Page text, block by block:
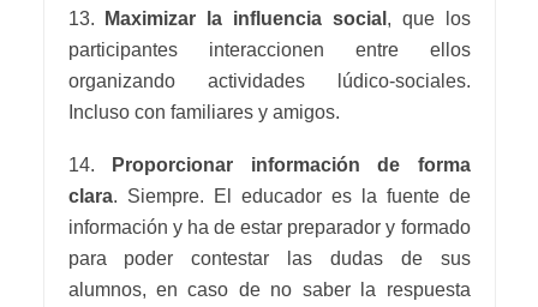
13. Maximizar la influencia social , que los
participantes interaccionen entre ellos
organizando actividades lúdico-sociales.
Incluso con familiares y amigos.
14. Proporcionar información de forma
clara. Siempre. El educador es la fuente de
información y ha de estar preparador y formado
para poder contestar las dudas de sus
alumnos, en caso de no saber la respuesta